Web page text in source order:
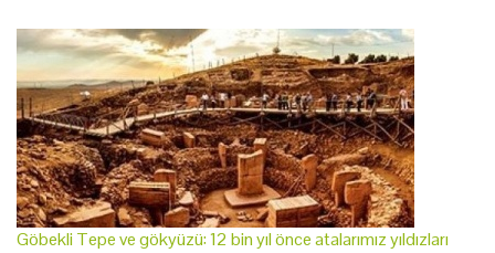
Göbekli Tepe ve gökyüzü: 12 bin yıl önce atalarımız yıldızları